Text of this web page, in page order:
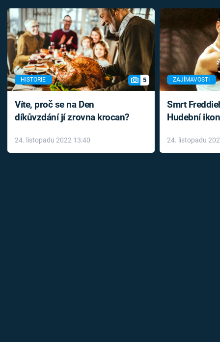
HISTORIE 5
Víte, proč se na Den
díkůvzdání jí zrovna krocan?
24. listopadu 2022 13:40
ZAJÍMAVOSTI
Smrt
Hudební
léky
24. listopadu